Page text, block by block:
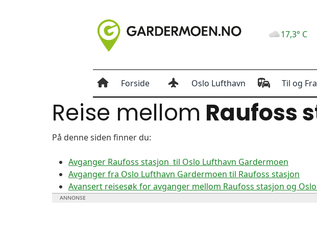
17,3° C
Forside Oslo Lufthavn Til og Fra
Reise mellom Raufoss
På denne siden finner du:
Avganger Raufoss stasjon til Oslo Lufthavn Gardermoen
Avganger fra Oslo Lufthavn Gardermoen til Raufoss stasjon
Avansert reisesøk for avganger mellom Raufoss stasjon og